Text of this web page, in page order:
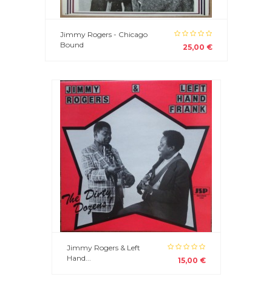
Jimmy Rogers - Chicago
Bound
25,00 €
Jimmy Rogers & Left
Hand...
15,00 €